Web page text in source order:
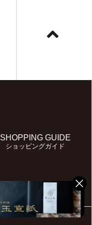
SHOPPING GUIDE
ショッピングガイド